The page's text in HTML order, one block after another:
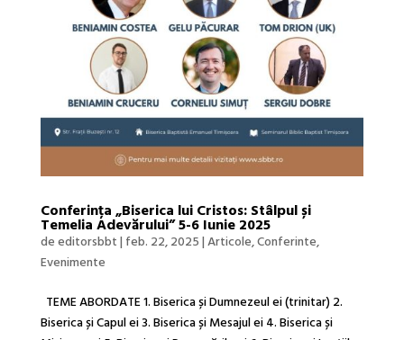
Conferința „Biserica lui Cristos: Stâlpul și
Temelia Adevărului” 5-6 Iunie 2025
deeditorsbbt| feb. 22, 2025|Articole,Conferinte,
Evenimente
TEME ABORDATE 1. Biserica și Dumnezeul ei (trinitar) 2.
Biserica și Capul ei 3. Biserica și Mesajul ei 4. Biserica și